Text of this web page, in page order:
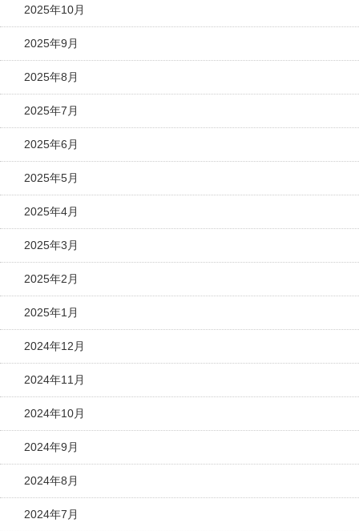
2025年10月
2025年9月
2025年8月
2025年7月
2025年6月
2025年5月
2025年4月
2025年3月
2025年2月
2025年1月
2024年12月
2024年11月
2024年10月
2024年9月
2024年8月
2024年7月